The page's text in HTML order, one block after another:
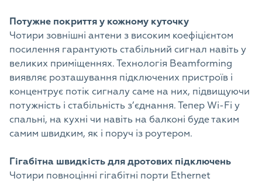
Потужне покриття у кожному куточку
Чотири зовнішні антени з високим коефіцієнтом
посилення гарантують стабільний сигнал навіть у
великих приміщеннях. Технологія Beamforming
виявляє розташування підключених пристроїв і
концентрує потік сигналу саме на них, підвищуючи
потужність і стабільність з’єднання. Тепер Wi-Fi у
спальні, на кухні чи навіть на балконі буде таким
самим швидким, як і поруч із роутером.
Гігабітна швидкість для дротових підключень
Чотири повноцінні гігабітні порти Ethernet